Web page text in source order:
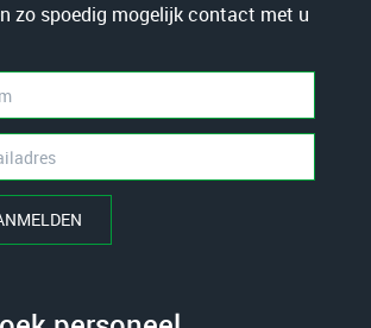
zo spoedig mogelijk contact met u